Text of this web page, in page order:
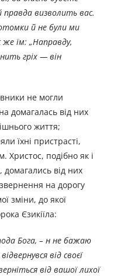
правда визволить вас.
й не були ми
же їм: „Направду,
гріх — він
не могли
домагалась від них
життя;
їхні пристрасті,
Христос, подібно як і
від них
на дорогу
зміни, до якої
Єзикіїла:
Бога, – н не бажаю
від своєї
від вашої лихої